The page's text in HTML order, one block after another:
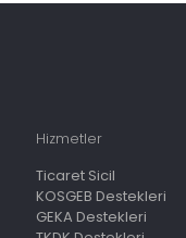
Hizmetler
Ticaret Sicil
KOSGEB Destekleri
GEKA Destekleri